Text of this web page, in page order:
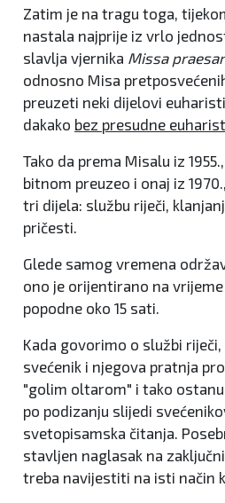
Zatim je na tragu toga,
nastala najprije iz vrlo
slavlja vjernika Missa
odnosno Misa
preuzeti neki dijelovi
dakako bez presudne
Tako da prema Misalu iz
bitnom preuzeo i onaj iz
tri dijela: službu riječi,
pričesti.
Glede samog vremena
ono je orijentirano na
popodne oko 15 sati.
Kada govorimo o službi
svećenik i njegova pratnja
"golim oltarom" i tako
po podizanju slijedi
svetopisamska čitanja.
stavljen naglasak na
treba navijestiti na isti način